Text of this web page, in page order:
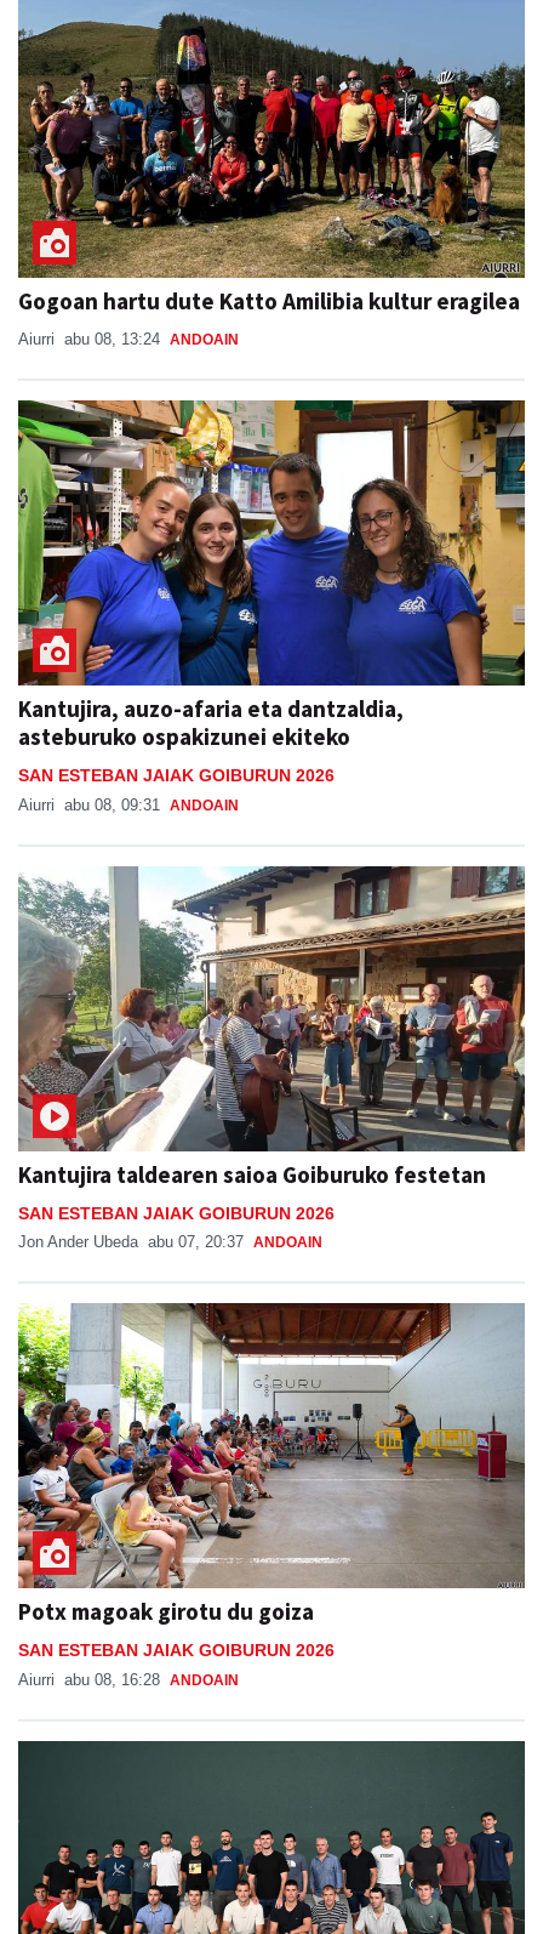
Gogoan hartu dute Katto Amilibia kultur eragilea
Aiurri abu 08, 13:24 ANDOAIN
Kantujira, auzo-afaria eta dantzaldia,
asteburuko ospakizunei ekiteko
SAN ESTEBAN JAIAK GOIBURUN 2026
Aiurri abu 08, 09:31 ANDOAIN
Kantujira taldearen saioa Goiburuko festetan
SAN ESTEBAN JAIAK GOIBURUN 2026
Jon Ander Ubeda abu 07, 20:37 ANDOAIN
Potx magoak girotu du goiza
SAN ESTEBAN JAIAK GOIBURUN 2026
Aiurri abu 08, 16:28 ANDOAIN